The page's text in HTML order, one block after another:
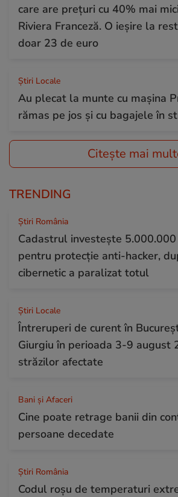
care are prețuri cu 40% mai
Riviera Franceză. O ieșire la
doar 23 de euro
Știri Locale
Au plecat la munte cu mașina
rămas pe jos și cu bagajele în
Citește mai
TRENDING
Știri România
Cadastrul investește
pentru protecție anti-hacker,
cibernetic a paralizat totul
Știri Locale
Întreruperi de curent în
Giurgiu în perioada 3-9 august
străzilor afectate
Bani și Afaceri
Cine poate retrage banii din
persoane decedate
Știri România
Codul roșu de temperaturi